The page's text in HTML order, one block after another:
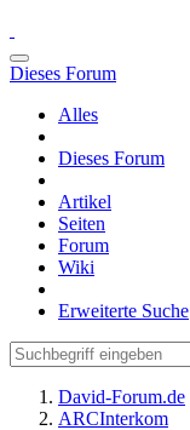
Dieses Forum
Alles
Dieses Forum
Artikel
Seiten
Forum
Wiki
Erweiterte Suche
David-Forum.de
ARCInterkom